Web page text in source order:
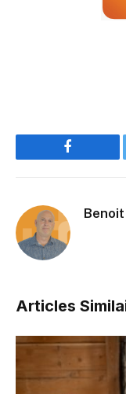
Facebook
Articles